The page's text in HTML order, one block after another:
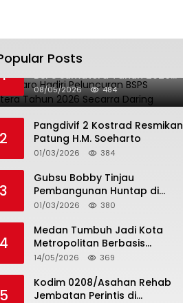
Posts
1
Bupati Karo Hadiri Peluncuran
BSPS Sumatera Tahun 2026
Secarra Daring
08/05/2026 484
2
Pangdivif 2 Kostrad Resmikan
Patung H.M. Soeharto
01/03/2026 384
3
Gubsu Bobby Tinjau
Pembangunan Huntap di
Tapteng
01/03/2026 380
4
Medan Tumbuh Jadi Kota
Metropolitan Berbasis
Teknologi
14/05/2026 369
5
Kodim 0208/Asahan Rehab
Jembatan Perintis di